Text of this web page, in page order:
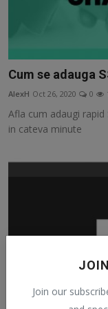
Join our
Cum se adauga
AlexH Oct 26, 2020 0
Afla cum adaugi rapid
in cateva minute